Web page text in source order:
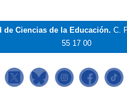
Ciencias de la Educación. C.
55 17 00